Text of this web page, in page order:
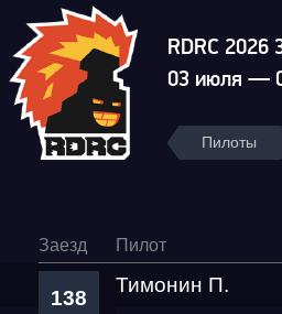
RDRC 2026
03 июля —
Пилоты
Заезд Пилот
138
Тимонин П.